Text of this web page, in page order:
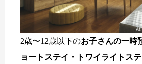
2歳〜12歳以下のお子さんの一時
ョートステイ・トワイライトス